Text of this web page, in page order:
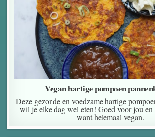
Vegan hartige pompoen
Deze gezonde en voedzame hartige
wil je elke dag wel eten! Goed voor jou
want helemaal vegan.